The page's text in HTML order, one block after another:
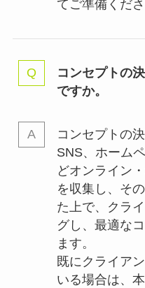
てご準備くださ
コンセプトの
ですか。
コンセプトの
SNS、ホーム
どオンライン
を収集し、そ
た上で、クラ
グし、最適な
ます。
既にクライア
いる場合は、